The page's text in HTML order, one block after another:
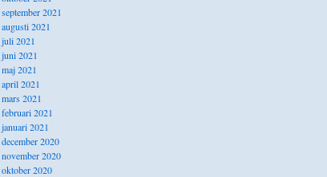
september 2021
augusti 2021
juli 2021
juni 2021
maj 2021
april 2021
mars 2021
februari 2021
januari 2021
december 2020
november 2020
oktober 2020